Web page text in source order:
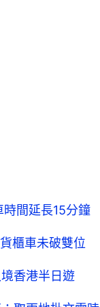
間延長15分鐘
櫃車未破雙位
境香港半日遊